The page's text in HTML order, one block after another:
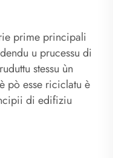
prime principali
u prucessu di
stessu ùn
pò esse riciclatu è
di edifiziu